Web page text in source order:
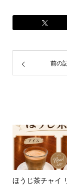
前の
ほうじ茶チャイ